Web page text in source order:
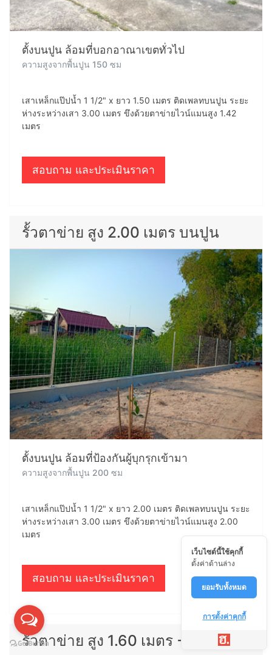
ตั้งบนปูน ล้อมที่บอกอาณาเขตทั่วไป
ความสูงจากพื้นปูน 150 ซม
เสาเหล็กแป๊ปน้ำ 1 1/2" x ยาว 1.50 เมตร ติดเพลทบนปูน ระยะ
ห่างระหว่างเสา 3.00 เมตร ขึงด้วยตาข่ายไวน์แมนสูง 1.42
เมตร
สอบถาม และประเมินราคา
รั้วตาข่าย สูง 2.00 เมตร บนปูน
ตั้งบนปูน ล้อมที่ป้องกันผู้บุกรุกเข้ามา
ความสูงจากพื้นปูน 200 ซม
เสาเหล็กแป๊ปน้ำ 1 1/2" x ยาว 2.00 เมตร ติดเพลทบนปูน ระยะ
ห่างระหว่างเสา 3.00 เมตร ขึงด้วยตาข่ายไวน์แมนสูง 2.00
เมตร
สอบถาม และประเมินราคา
รั้วตาข่าย สูง 1.60 เมตร + 1 แผ่นทึบ
เว็บไซต์นี้ใช้คุกกี้
ตั้งค่าด้านล่าง
ยอมรับทั้งหมด
การตั้งค่าคุกกี้